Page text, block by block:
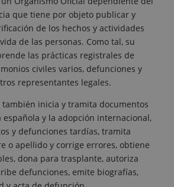
que tiene por objeto publicar y
de los hechos y actividades
de las personas. Como tal, su
las prácticas registrales de
civiles varios, defunciones y
representantes legales.
también inicia y tramita documentos
y la adopción internacional,
y defunciones tardías, tramita
o apellido y corrige errores, obtiene
dona para trasplante, autoriza
defunciones, emite biografías,